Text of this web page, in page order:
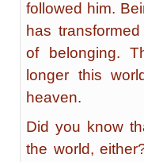
followed him.
has
of belonging.
longer this
heaven.
Did you know
the world,